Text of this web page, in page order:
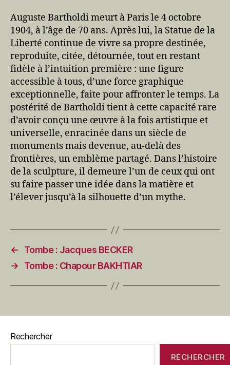
Auguste Bartholdi meurt à Paris le 4 octobre
1904, à l’âge de 70 ans. Après lui, la Statue de la
Liberté continue de vivre sa propre destinée,
reproduite, citée, détournée, tout en restant
fidèle à l’intuition première : une figure
accessible à tous, d’une force graphique
exceptionnelle, faite pour affronter le temps. La
postérité de Bartholdi tient à cette capacité rare
d’avoir conçu une œuvre à la fois artistique et
universelle, enracinée dans un siècle de
monuments mais devenue, au-delà des
frontières, un emblème partagé. Dans l’histoire
de la sculpture, il demeure l’un de ceux qui ont
su faire passer une idée dans la matière et
l’élever jusqu’à la silhouette d’un mythe.
←
Tombe : Jacques BECKER
→
Tombe : Chapour BAKHTIAR
Rechercher
RECHERCHER